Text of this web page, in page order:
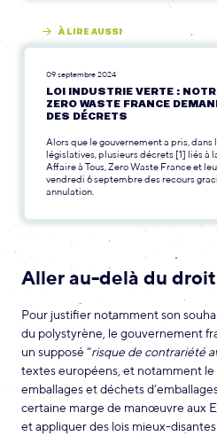
À LIRE AUSSI
09 septembre 2024
LOI INDUSTRIE VERTE :
ZERO WASTE FRANCE
DES DÉCRETS
Alors que le gouvernement a pris, dans
législatives, plusieurs décrets [1] liés à
Affaire à Tous, Zero Waste France et
vendredi 6 septembre des recours
annulation.
Aller au-delà du
Pour justifier notamment son
du polystyrène, le gouvernement
un supposé “risque de contrariété
textes européens, et notamment
emballages et déchets
certaine marge de manœuvre aux
et appliquer des lois mieux-